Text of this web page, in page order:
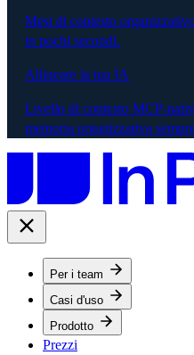
Mesi di contesto
in pochi secondi.
Allineare la tua IA
Livello di contesto MCP-
memoria organizzativa
Per i team
Casi d'uso
Prodotto
Prezzi